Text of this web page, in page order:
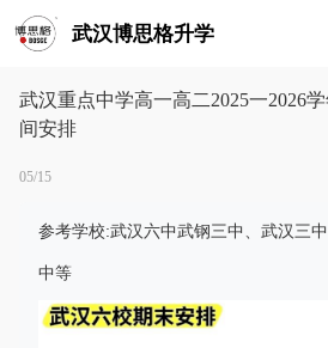
武汉博思格升学
武汉重点中学高一高二2025一2026
间安排
05/15
参考学校:武汉六中武钢三中、武汉三
中等